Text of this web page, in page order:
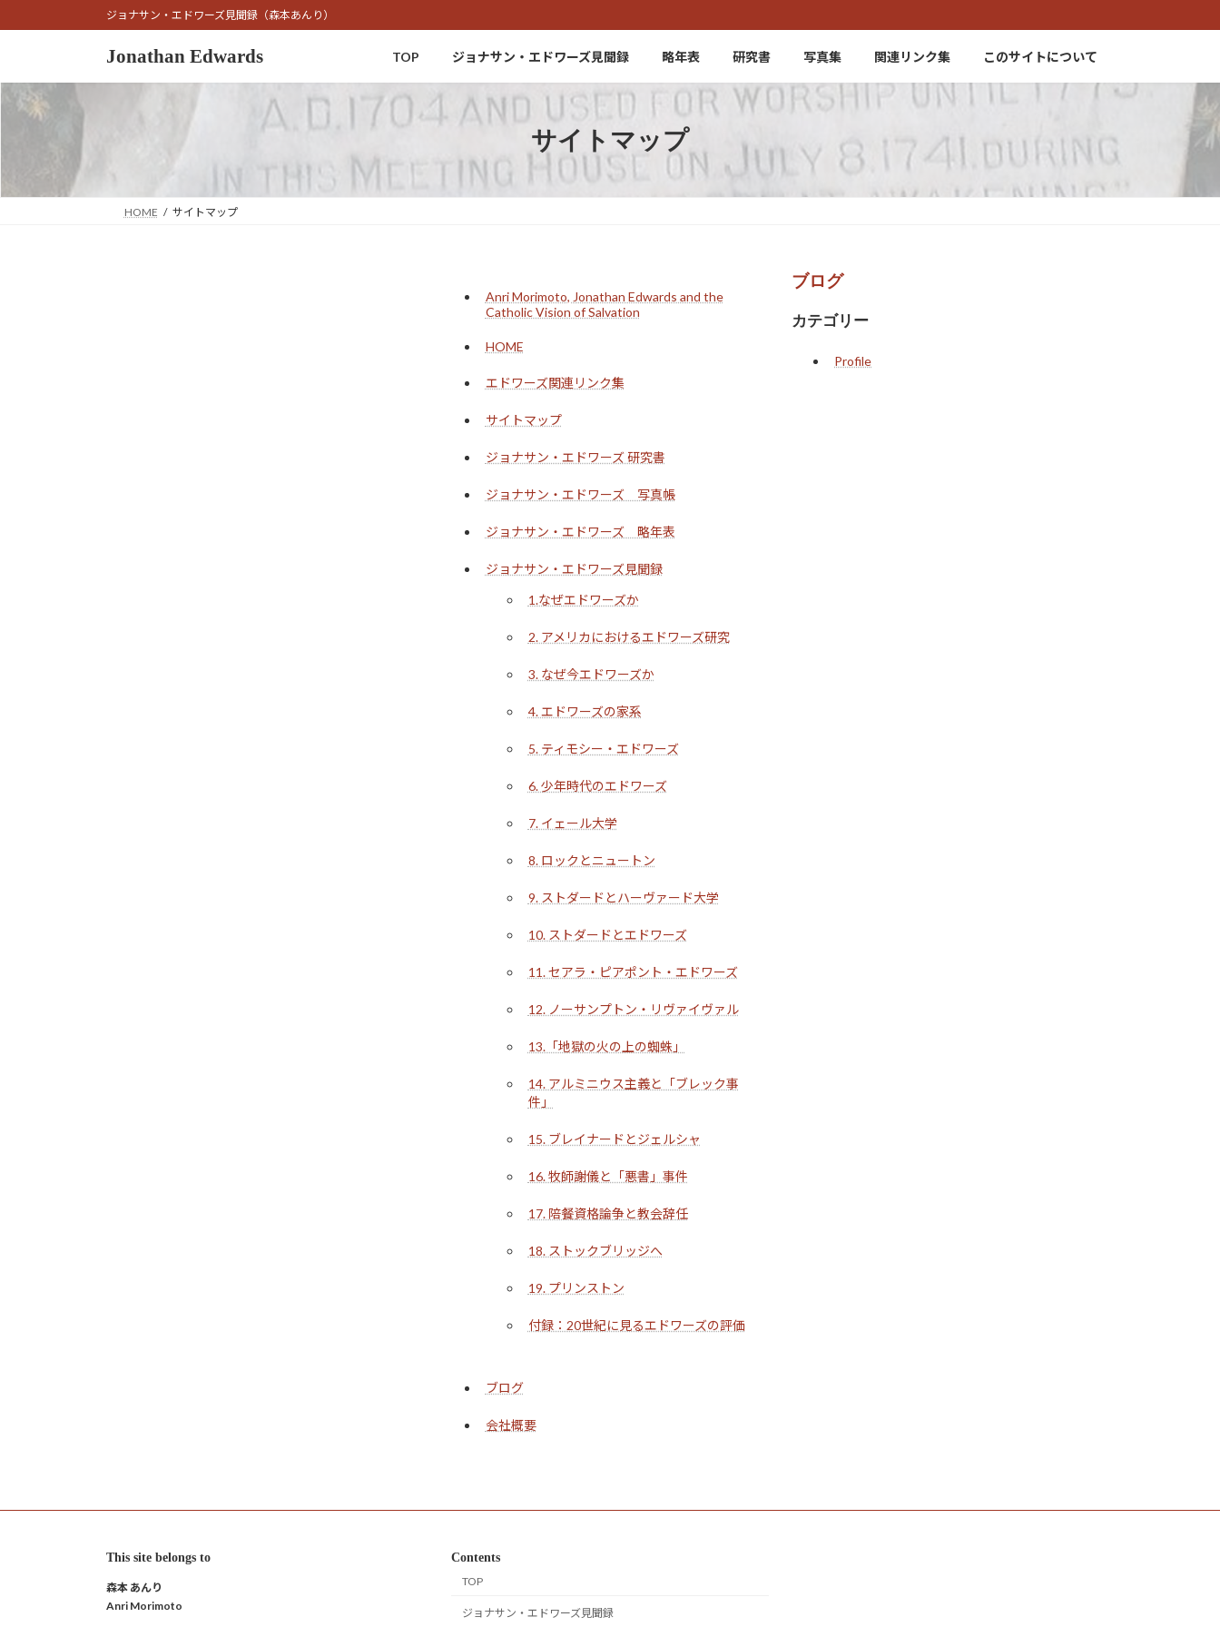
ン
ツ
ビ
シ
ジョナサン・エドワーズ見聞録（森本あんり）
Jonathan Edwards TOP ジョナサン・エドワーズ見聞録 略年表 研究書 写真集 関連リンク集 このサイトについて
サイトマップ
HOME サイトマップ
Anri Morimoto, Jonathan Edwards and the
Catholic Vision of Salvation
HOME
エドワーズ関連リンク集
サイトマップ
ジョナサン・エドワーズ 研究書
ジョナサン・エドワーズ 写真帳
ジョナサン・エドワーズ 略年表
ジョナサン・エドワーズ見聞録
1.なぜエドワーズか
2. アメリカにおけるエドワーズ研究
3. なぜ今エドワーズか
4. エドワーズの家系
5. ティモシー・エドワーズ
6. 少年時代のエドワーズ
7. イェール大学
8. ロックとニュートン
9. ストダードとハーヴァード大学
10. ストダードとエドワーズ
11. セアラ・ピアポント・エドワーズ
12. ノーサンプトン・リヴァイヴァル
13.「地獄の火の上の蜘蛛」
14. アルミニウス主義と「ブレック事
件」
15. ブレイナードとジェルシャ
16. 牧師謝儀と「悪書」事件
17. 陪餐資格論争と教会辞任
18. ストックブリッジへ
19. プリンストン
付録：20世紀に見るエドワーズの評価
ブログ
会社概要
ブログ
カテゴリー
Profile
This site belongs to
森本 あんり
Anri Morimoto
Contents
TOP
ジョナサン・エドワーズ見聞録